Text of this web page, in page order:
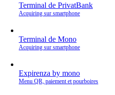
Terminal de PrivatBank
Acquiring sur smartphone
Terminal de Mono
Acquiring sur smartphone
Expirenza by mono
Menu QR, paiement et pourboires